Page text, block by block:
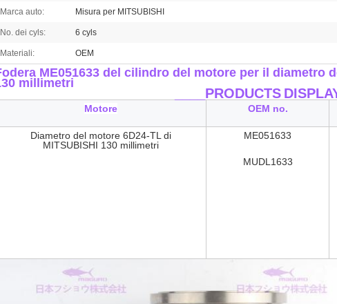
Marca auto: Misura per MITSUBISHI
No. dei cyls: 6 cyls
Materiali: OEM
ME051633 del cilindro del motore per il diametro
millimetri
____PRODUCTS
Motore OEM no.
Diametro del motore 6D24-TL di
MITSUBISHI 130 millimetri
ME051633
MUDL 1633